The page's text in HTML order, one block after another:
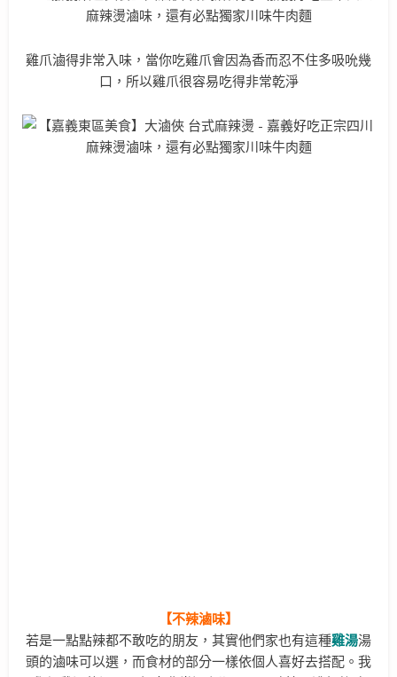
雞爪滷得非常入味，當你吃雞爪會因為香而忍不住多吸吮幾
口，所以雞爪很容易吃得非常乾淨
【不辣滷味】
若是一點點辣都不敢吃的朋友，其實他們家也有這種雞湯湯
頭的滷味可以選，而食材的部分一樣依個人喜好去搭配。我